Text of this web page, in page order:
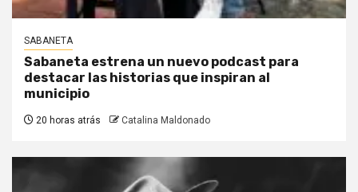
SABANETA
Sabaneta estrena un nuevo podcast para
destacar las historias que inspiran al
municipio
20 horas atrás Catalina Maldonado